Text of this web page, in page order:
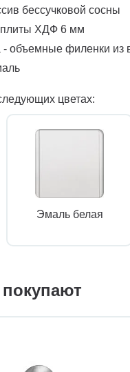
бессучковой сосны
плиты ХДФ 6 мм
- объемные филенки
цветах:
Эмаль белая